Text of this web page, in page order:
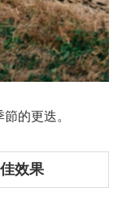
的更迭。
效果